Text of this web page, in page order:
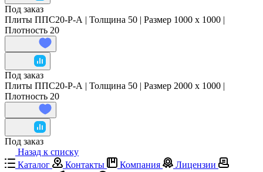
Под заказ
Плиты ППС20-Р-А | Толщина 50 | Размер 1000 x 1000 |
Плотность 20
Под заказ
Плиты ППС20-Р-А | Толщина 50 | Размер 2000 x 1000 |
Плотность 20
Под заказ
Назад к списку
Каталог
Контакты Компания
Лицензии